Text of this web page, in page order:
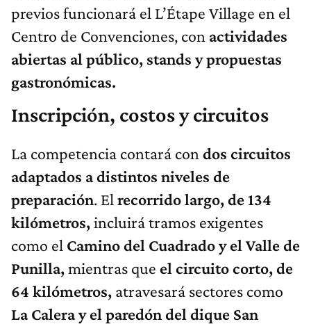
previos funcionará el L’Étape Village en el
Centro de Convenciones, con actividades
abiertas al público, stands y propuestas
gastronómicas.
Inscripción, costos y circuitos
La competencia contará con dos circuitos
adaptados a distintos niveles de
preparación. El recorrido largo, de 134
kilómetros,incluirá tramos exigentes
como el Camino del Cuadrado y el Valle de
Punilla,mientras que el circuito corto, de
64 kilómetros, atravesará sectores como
La Calera y el paredón del dique San